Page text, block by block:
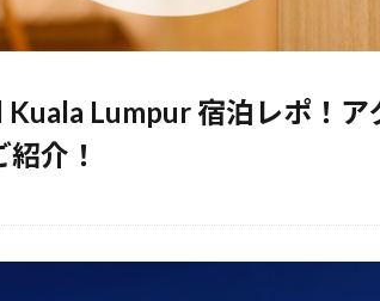
Lumpur 宿泊レポ！ア
介！